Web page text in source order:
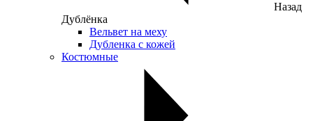
Назад
Дублёнка
Вельвет на меху
Дубленка с кожей
Костюмные